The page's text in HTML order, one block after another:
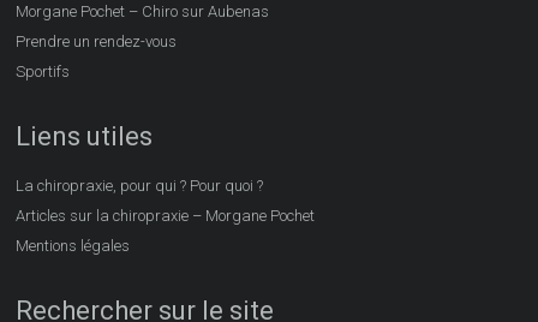
Morgane Pochet – Chiro sur Aubenas
Prendre un rendez-vous
Sportifs
Liens utiles
La chiropraxie, pour qui ? Pour quoi ?
Articles sur la chiropraxie – Morgane Pochet
Mentions légales
Rechercher sur le site